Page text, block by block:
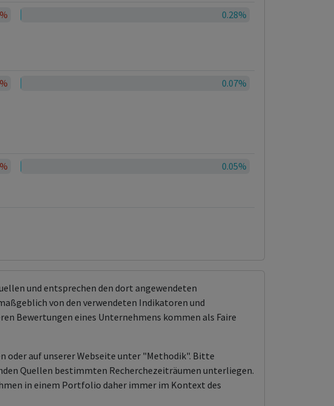
0.28%
0.07%
0.05%
und entsprechen den dort angewendeten
von den verwendeten Indikatoren und
Bewertungen eines Unternehmens kommen als Faire
oder auf unserer Webseite unter "Methodik". Bitte
Quellen bestimmten Recherchezeiträumen unterliegen.
in einem Portfolio daher immer im Kontext des